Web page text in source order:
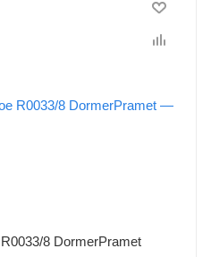
8 DormerPramet